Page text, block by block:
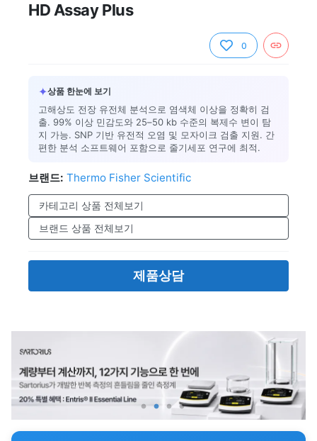
HD Assay Plus
0
✦상품 한눈에 보기
고해상도 전장 유전체 분석으로 염색체 이상을 정확히 검
출. 99% 이상 민감도와 25–50 kb 수준의 복제수 변이 탐
지 가능. SNP 기반 유전적 오염 및 모자이크 검출 지원. 간
편한 분석 소프트웨어 포함으로 줄기세포 연구에 최적.
브랜드: Thermo Fisher Scientific
카테고리 상품 전체보기
브랜드 상품 전체보기
제품상담